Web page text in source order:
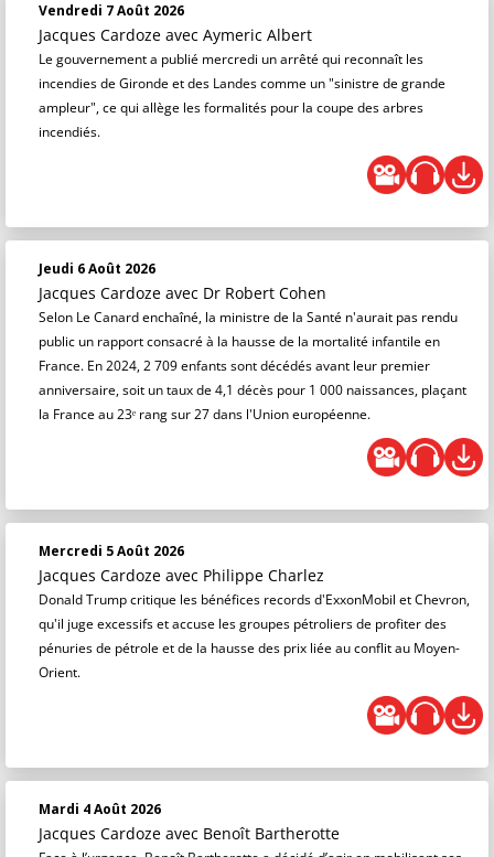
Vendredi 7 Août 2026
Jacques Cardoze avec Aymeric Albert
Le gouvernement a publié mercredi un arrêté qui reconnaît les
incendies de Gironde et des Landes comme un "sinistre de grande
ampleur", ce qui allège les formalités pour la coupe des arbres
incendiés.
Jeudi 6 Août 2026
Jacques Cardoze avec Dr Robert Cohen
Selon Le Canard enchaîné, la ministre de la Santé n'aurait pas rendu
public un rapport consacré à la hausse de la mortalité infantile en
France. En 2024, 2 709 enfants sont décédés avant leur premier
anniversaire, soit un taux de 4,1 décès pour 1 000 naissances, plaçant
la France au 23ᵉ rang sur 27 dans l'Union européenne.
Mercredi 5 Août 2026
Jacques Cardoze avec Philippe Charlez
Donald Trump critique les bénéfices records d'ExxonMobil et Chevron,
qu'il juge excessifs et accuse les groupes pétroliers de profiter des
pénuries de pétrole et de la hausse des prix liée au conflit au Moyen-
Orient.
Mardi 4 Août 2026
Jacques Cardoze avec Benoît Bartherotte